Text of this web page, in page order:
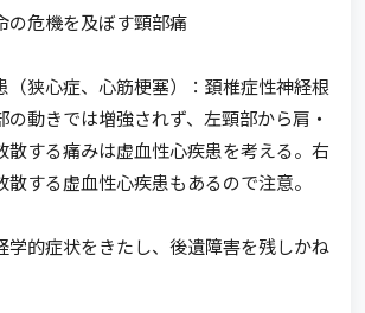
の危機を及ぼす頸部痛
狭心症、心筋梗塞）：頚椎症性神経根
動きでは増強されず、左頸部から肩・
散する痛みは虚血性心疾患を考える。右
する虚血性心疾患もあるので注意。
学的症状をきたし、後遺障害を残しかね